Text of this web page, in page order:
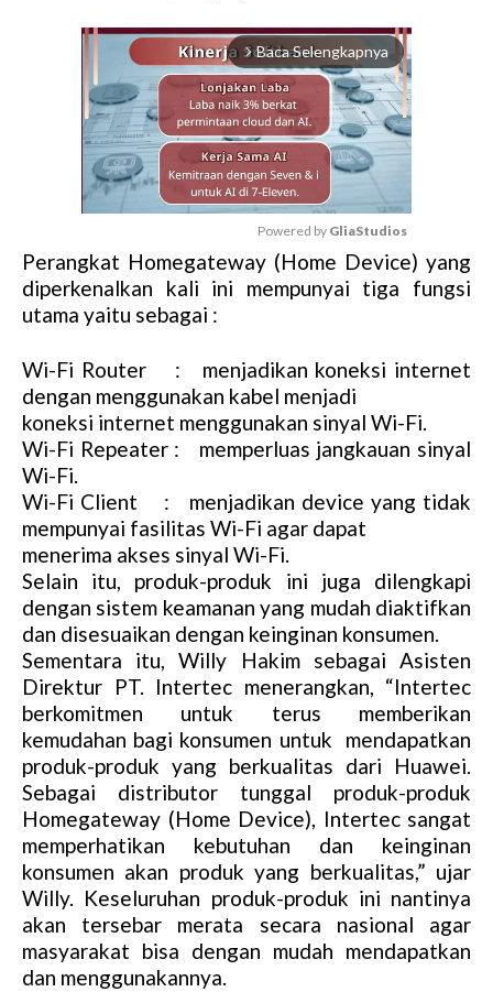
arrow_forward_ios Baca Selengkapnya
M
u
Powered by GliaStudios
Perangkat Homegateway (Home Device) yang
diperkenalkan kali ini mempunyai tiga fungsi
utama yaitu sebagai :
Wi-Fi Router : menjadikan koneksi internet
dengan menggunakan kabel menjadi
koneksi internet menggunakan sinyal Wi-Fi.
Wi-Fi Repeater : memperluas jangkauan sinyal
Wi-Fi.
Wi-Fi Client : menjadikan device yang tidak
mempunyai fasilitas Wi-Fi agar dapat
menerima akses sinyal Wi-Fi.
Selain itu, produk-produk ini juga dilengkapi
dengan sistem keamanan yang mudah diaktifkan
dan disesuaikan dengan keinginan konsumen.
Sementara itu, Willy Hakim sebagai Asisten
Direktur PT. Intertec menerangkan, “Intertec
berkomitmen untuk terus memberikan
kemudahan bagi konsumen untuk mendapatkan
produk-produk yang berkualitas dari Huawei.
Sebagai distributor tunggal produk-produk
Homegateway (Home Device), Intertec sangat
memperhatikan kebutuhan dan keinginan
konsumen akan produk yang berkualitas,” ujar
Willy. Keseluruhan produk-produk ini nantinya
akan tersebar merata secara nasional agar
masyarakat bisa dengan mudah mendapatkan
dan menggunakannya.